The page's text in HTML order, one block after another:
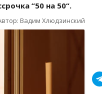
“50 на 50“.
Вадим Хлюдзинский